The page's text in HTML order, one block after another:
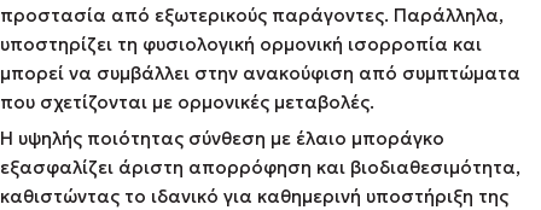
προστασία από εξωτερικούς παράγοντες. Παράλληλα,
υποστηρίζει τη φυσιολογική ορμονική ισορροπία και
μπορεί να συμβάλλει στην ανακούφιση από συμπτώματα
που σχετίζονται με ορμονικές μεταβολές.
Η υψηλής ποιότητας σύνθεση με έλαιο μποράγκο
εξασφαλίζει άριστη απορρόφηση και βιοδιαθεσιμότητα,
καθιστώντας το ιδανικό για καθημερινή υποστήριξη της